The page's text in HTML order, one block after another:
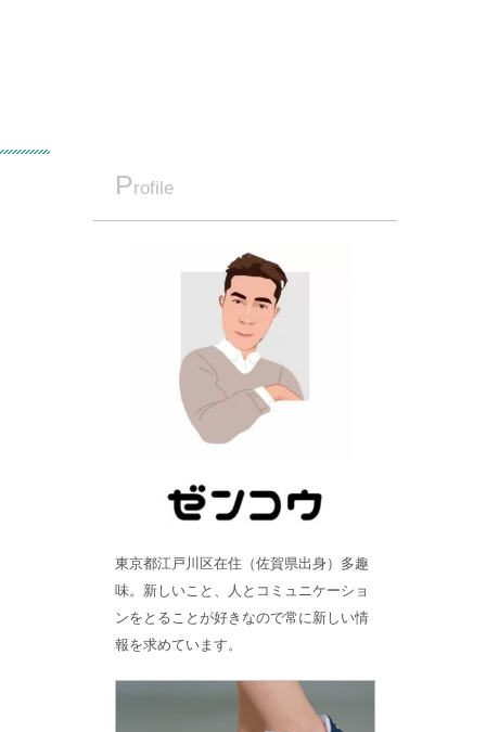
Profile
東京都江戸川区在住（佐賀県出身）多趣
味。新しいこと、人とコミュニケーショ
ンをとることが好きなので常に新しい情
報を求めています。